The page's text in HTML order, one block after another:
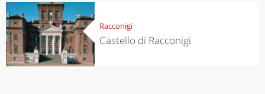
Racconigi
Castello di Racconigi